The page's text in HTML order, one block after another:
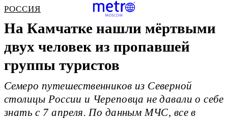
РОССИЯ
На Камчатке нашли мёртвыми
двух человек из пропавшей
группы туристов
Семеро путешественников из Северной
столицы России и Череповца не давали о себе
знать с 7 апреля. По данным МЧС, все в